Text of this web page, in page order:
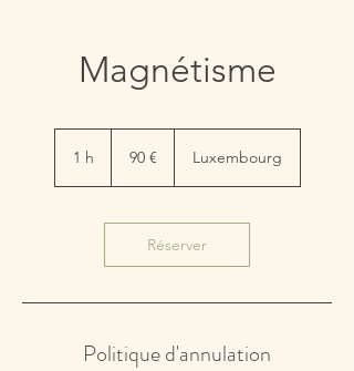
Magnétisme
1 h 90 € Luxembourg
Réserver
Politique d'annulation